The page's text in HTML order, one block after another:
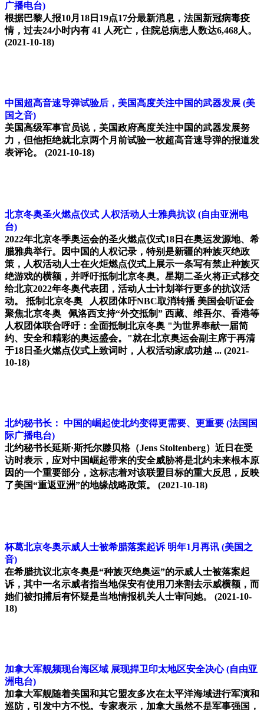
广播电台)
根据巴黎人报10月18日19点17分最新消息，法国新冠病毒疫
情，过去24小时内有 41 人死亡，住院总病患人数达6,468人。
(2021-10-18)
中国超高音速导弹试验后，美国高度关注中国的武器发展 (美
国之音)
美国高级军事官员说，美国政府高度关注中国的武器发展努
力，但他拒绝就北京两个月前试验一枚超高音速导弹的报道发
表评论。
(2021-10-18)
北京冬奥圣火燃点仪式 人权活动人士雅典抗议 (自由亚洲电
台)
2022年北京冬季奥运会的圣火燃点仪式18日在奥运发源地、希
腊雅典举行。因中国的人权记录，特别是新疆的种族灭绝政
策，人权活动人士在火炬燃点仪式上展示一条写有禁止种族灭
绝游戏的横额，并呼吁抵制北京冬奥。星期二圣火将正式移交
给北京2022年冬奥代表团，活动人士计划举行更多的抗议活
动。 抵制北京冬奥 人权团体吁NBC取消转播 美国会听证会
聚焦北京冬奥 佩洛西支持“外交抵制” 西藏、维吾尔、香港等
人权团体联合呼吁：全面抵制北京冬奥 "为世界奉献一届简
约、安全和精彩的奥运盛会。"就在北京奥运会副主席于再清
于18日圣火燃点仪式上致词时，人权活动家成功越 ... (2021-
10-18)
北约秘书长： 中国的崛起使北约变得更需要、更重要 (法国国
际广播电台)
北约秘书长延斯·斯托尔滕贝格（Jens Stoltenberg）近日在受
访时表示，应对中国崛起带来的安全威胁将是北约未来根本原
因的一个重要部分，这标志着对该联盟目标的重大反思，反映
了美国“重返亚洲”的地缘战略政策。 (2021-10-18)
杯葛北京冬奥示威人士被希腊落案起诉 明年1月再讯 (美国之
音)
在希腊抗议北京冬奥是“种族灭绝奥运”的示威人士被落案起
诉，其中一名示威者指当地保安有使用刀来割去示威横额，而
她们被扣捕后有怀疑是当地情报机关人士审问她。
(2021-10-
18)
加拿大军舰频现台海区域 展现捍卫印太地区安全决心 (自由亚
洲电台)
加拿大军舰随着美国和其它盟友多次在太平洋海域进行军演和
巡防，引发中方不悦。专家表示，加拿大虽然不是军事强国，